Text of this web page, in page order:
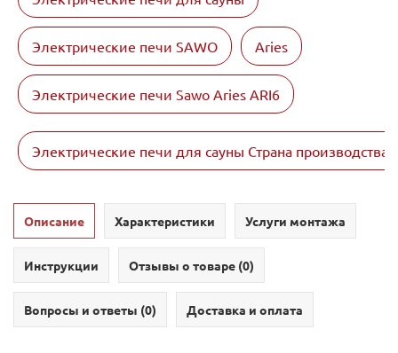
Электрические печи SAWO Aries
Электрические печи Sawo Aries ARI6
Электрические печи для сауны Страна
Описание Характеристики Услуги монтажа
Инструкции Отзывы о товаре (0)
Вопросы и ответы (0) Доставка и оплата